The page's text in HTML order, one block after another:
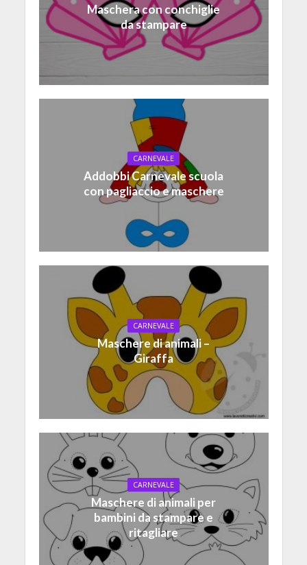
Maschera con conchiglie
da stampare
CARNEVALE
Addobbi Carnevale scuola
con pagliaccio e maschere
CARNEVALE
Maschere di animali –
Giraffa
CARNEVALE
Maschere di animali per
bambini da stampare e
ritagliare